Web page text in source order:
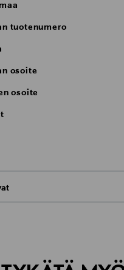
tuotenumero
osoite
osoite